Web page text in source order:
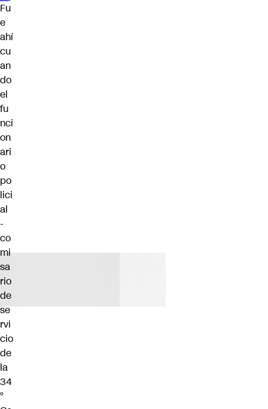
Fu
e
ahí
cu
an
do
el
fu
nci
on
ari
o
po
lici
al
-
co
mi
sa
rio
de
se
rvi
cio
de
la
34
°